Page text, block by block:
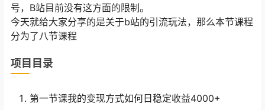
号，B站目前没有这方面的限制。
今天就给大家分享的是关于b站的引流玩法，那么本节课程
分为了八节课程
项目目录
第一节课我的变现方式如何日稳定收益4000+